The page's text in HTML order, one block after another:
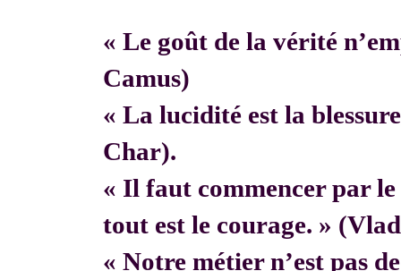
« Le goût de la vérité
Camus)
« La lucidité est la
Char).
« Il faut commencer par le
tout est le courage. »
« Notre métier n’est pas